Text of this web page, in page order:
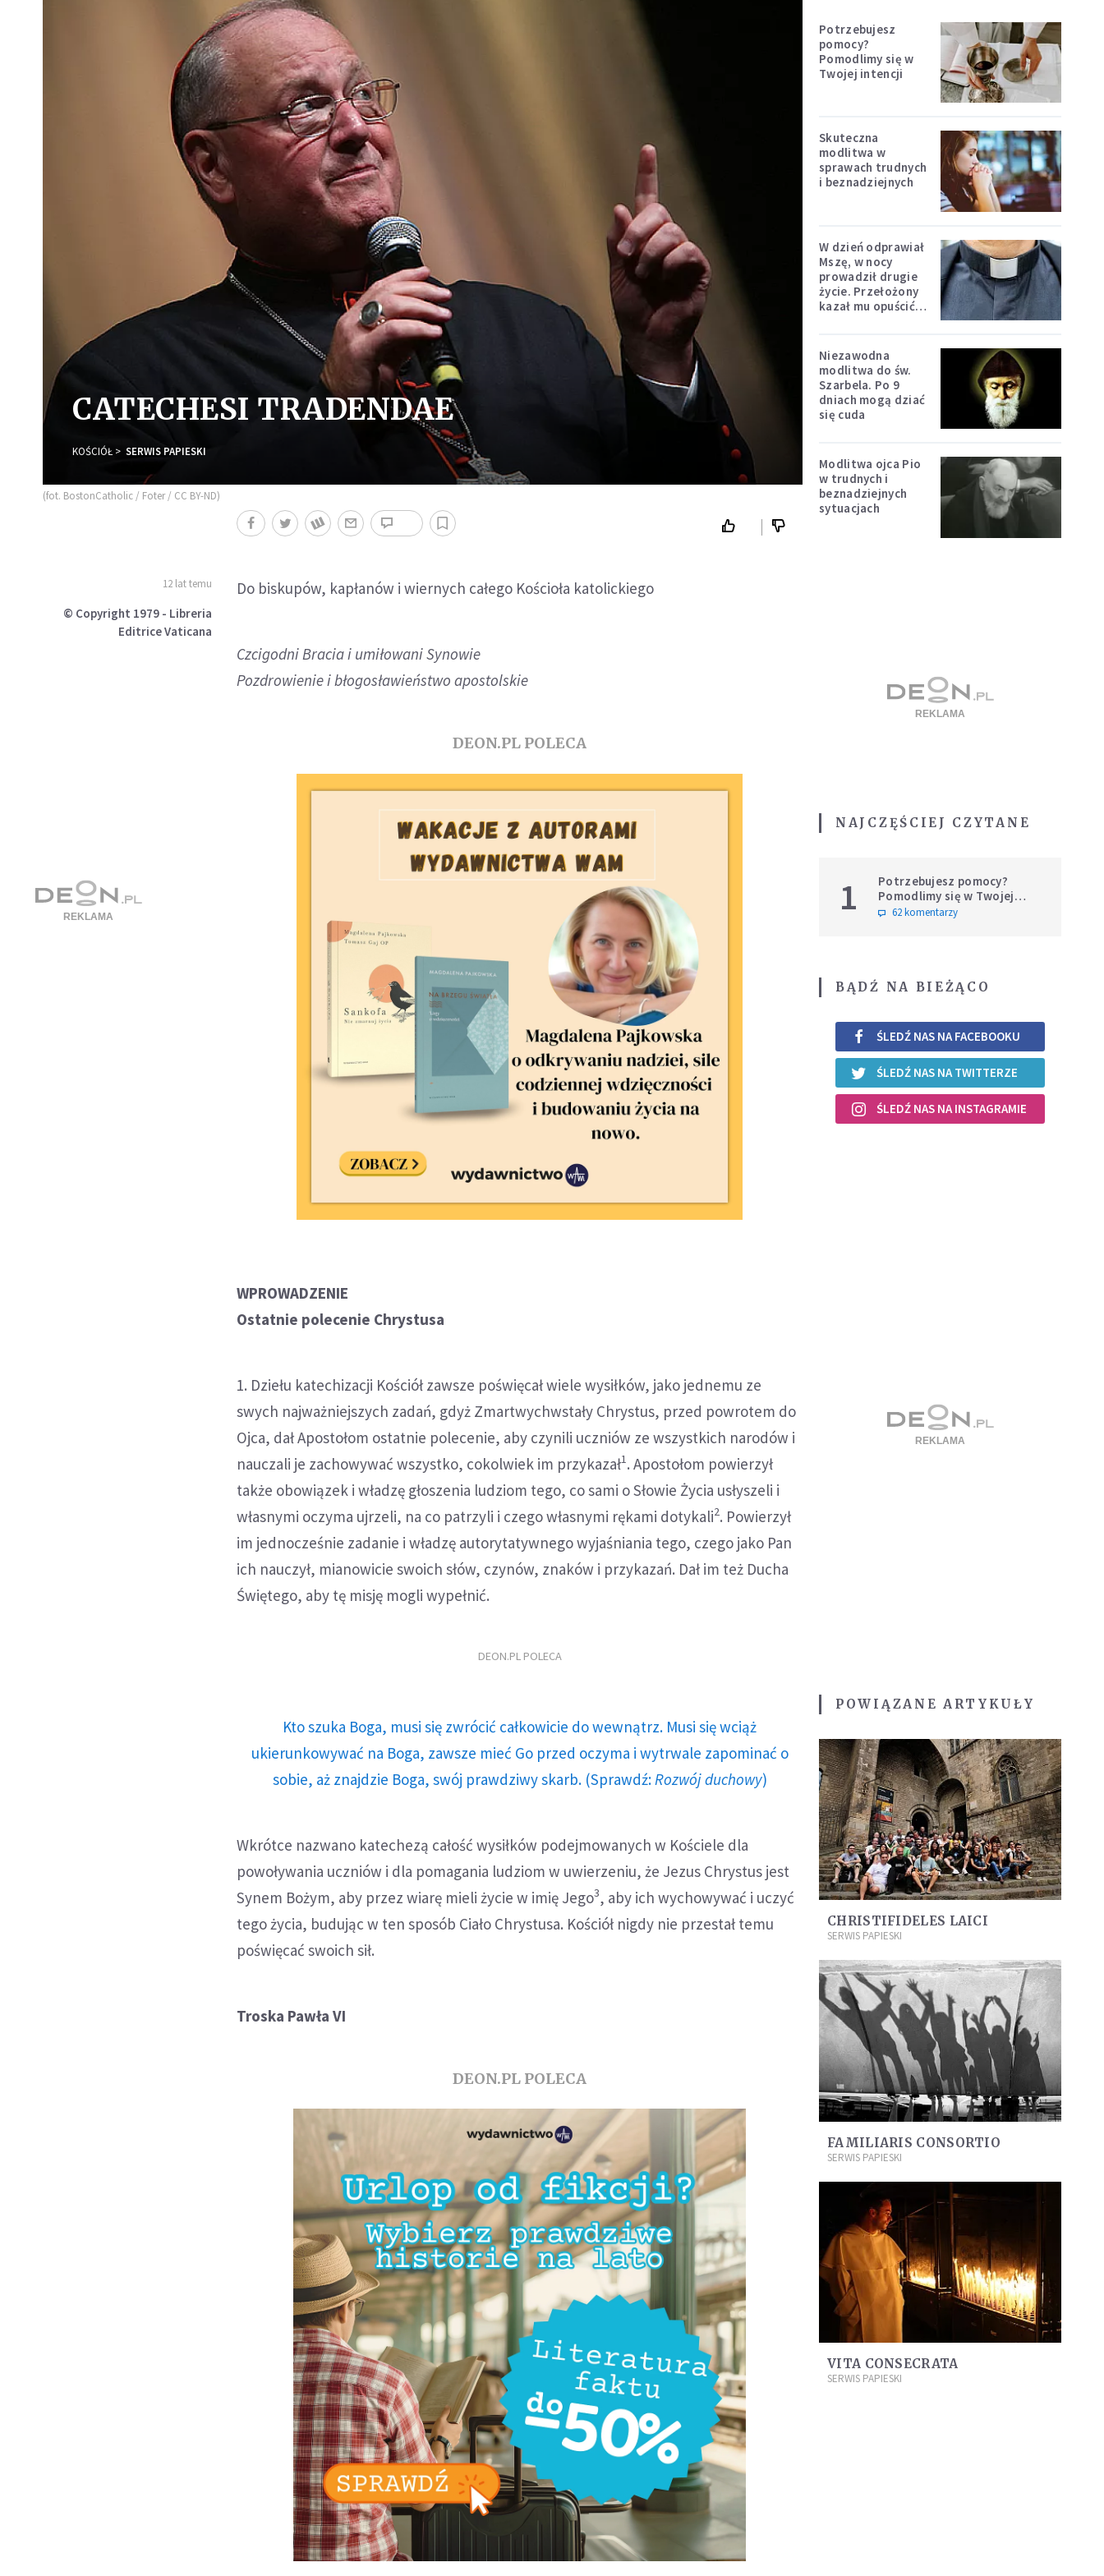
CATECHESI TRADENDAE
KOŚCIÓŁ SERWIS PAPIESKI
(fot. BostonCatholic / Foter / CC BY-ND)
12 lat temu
© Copyright 1979 - Libreria
Editrice Vaticana
Do biskupów, kapłanów i wiernych całego Kościoła katolickiego
Czcigodni Bracia i umiłowani Synowie
Pozdrowienie i błogosławieństwo apostolskie
DEON.PL POLECA
WPROWADZENIE
Ostatnie polecenie Chrystusa
1. Dziełu katechizacji Kościół zawsze poświęcał wiele wysiłków, jako jednemu ze
swych najważniejszych zadań, gdyż Zmartwychwstały Chrystus, przed powrotem do
Ojca, dał Apostołom ostatnie polecenie, aby czynili uczniów ze wszystkich narodów i
nauczali je zachowywać wszystko, cokolwiek im przykazał1. Apostołom powierzył
także obowiązek i władzę głoszenia ludziom tego, co sami o Słowie Życia usłyszeli i
własnymi oczyma ujrzeli, na co patrzyli i czego własnymi rękami dotykali2. Powierzył
im jednocześnie zadanie i władzę autorytatywnego wyjaśniania tego, czego jako Pan
ich nauczył, mianowicie swoich słów, czynów, znaków i przykazań. Dał im też Ducha
Świętego, aby tę misję mogli wypełnić.
DEON.PL POLECA
Kto szuka Boga, musi się zwrócić całkowicie do wewnątrz. Musi się wciąż
ukierunkowywać na Boga, zawsze mieć Go przed oczyma i wytrwale zapominać o
sobie, aż znajdzie Boga, swój prawdziwy skarb. (Sprawdź: Rozwój duchowy)
Wkrótce nazwano katechezą całość wysiłków podejmowanych w Kościele dla
powoływania uczniów i dla pomagania ludziom w uwierzeniu, że Jezus Chrystus jest
Synem Bożym, aby przez wiarę mieli życie w imię Jego3, aby ich wychowywać i uczyć
tego życia, budując w ten sposób Ciało Chrystusa. Kościół nigdy nie przestał temu
poświęcać swoich sił.
Troska Pawła VI
DEON.PL POLECA
Potrzebujesz
pomocy?
Pomodlimy się w
Twojej intencji
Skuteczna
modlitwa w
sprawach trudnych
i beznadziejnych
W dzień odprawiał
Mszę, w nocy
prowadził drugie
życie. Przełożony
kazał mu opuścić
Niezawodna
modlitwa do św.
Szarbela. Po 9
dniach mogą dziać
się cuda
Modlitwa ojca Pio
w trudnych i
beznadziejnych
sytuacjach
NAJCZĘŚCIEJ CZYTANE
1
Potrzebujesz pomocy?
Pomodlimy się w Twojej
intencji
62 komentarzy
BĄDŹ NA BIEŻĄCO
ŚLEDŹ NAS NA FACEBOOKU
ŚLEDŹ NAS NA TWITTERZE
ŚLEDŹ NAS NA INSTAGRAMIE
POWIĄZANE ARTYKUŁY
CHRISTIFIDELES LAICI
SERWIS PAPIESKI
FAMILIARIS CONSORTIO
SERWIS PAPIESKI
VITA CONSECRATA
SERWIS PAPIESKI